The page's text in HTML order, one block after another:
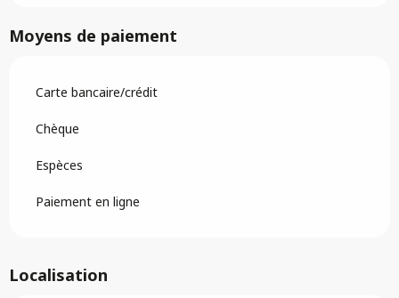
Moyens de paiement
Carte bancaire/crédit
Chèque
Espèces
Paiement en ligne
Localisation